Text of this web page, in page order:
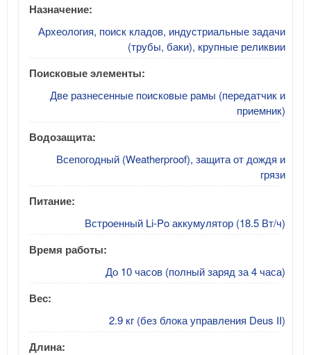
Назначение:
Археология, поиск кладов, индустриальные задачи
(трубы, баки), крупные реликвии
Поисковые элементы:
Две разнесенные поисковые рамы (передатчик и
приемник)
Водозащита:
Всепогодный (Weatherproof), защита от дождя и
грязи
Питание:
Встроенный Li-Po аккумулятор (18.5 Вт/ч)
Время работы:
До 10 часов (полный заряд за 4 часа)
Вес:
2.9 кг (без блока управления Deus II)
Длина: